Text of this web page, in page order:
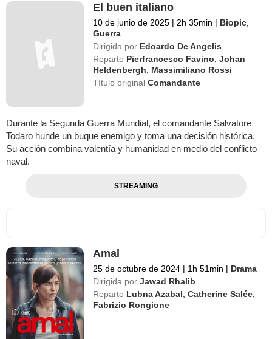
El buen italiano
10 de junio de 2025 | 2h 35min | Biopic
Guerra
Dirigida por Edoardo De Angelis
Reparto Pierfrancesco Favino ,Johan
Heldenbergh
Massimiliano Rossi
Título originalComandante
Durante la Segunda Guerra Mundial, el comandante Salvatore
Todaro hunde un buque enemigo y toma una decisión histórica.
Su acción combina valentía y humanidad en medio del conflicto
naval.
STREAMING
Amal
25 de octubre de 2024 | 1h 51min | Drama
Dirigida por Jawad Rhalib
Reparto Lubna Azabal ,Catherine Salée
Fabrizio Rongione